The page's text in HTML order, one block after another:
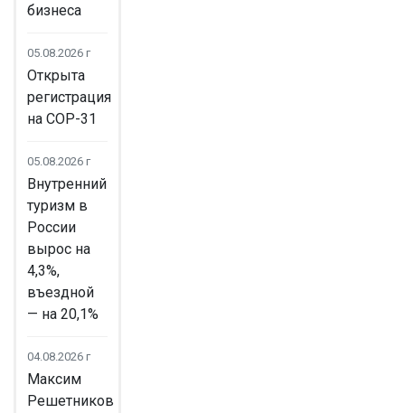
бизнеса
05.08.2026 г
Открыта
регистрация
на COP-31
05.08.2026 г
Внутренний
туризм в
России
вырос на
4,3%,
въездной
— на 20,1%
04.08.2026 г
Максим
Решетников